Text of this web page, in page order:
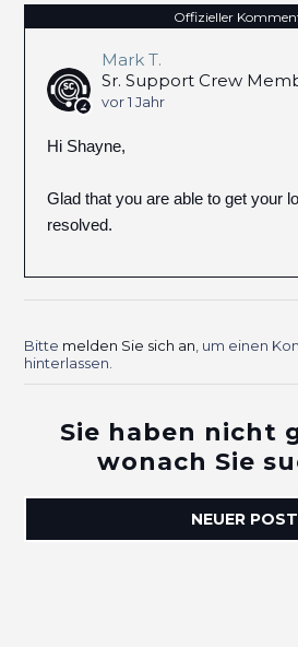
Offizieller
Mark T.
Sr. Support Crew
vor 1 Jahr
Hi Shayne,
Glad that you are able to get your
resolved.
Bitte melden Sie sich an , um einen
hinterlassen.
Sie haben nicht
wonach Sie
NEUER POST